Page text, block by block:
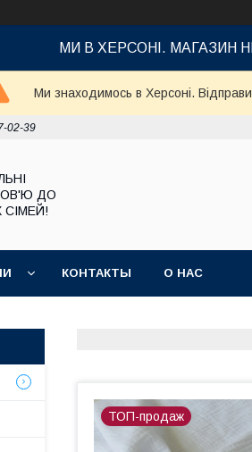
МИ В ХЕРСОНІ. МАГАЗИН
Ми знаходимось в Херсоні.
02-39
ДО
КОНТАКТЫ О НАС
ТОП-продаж